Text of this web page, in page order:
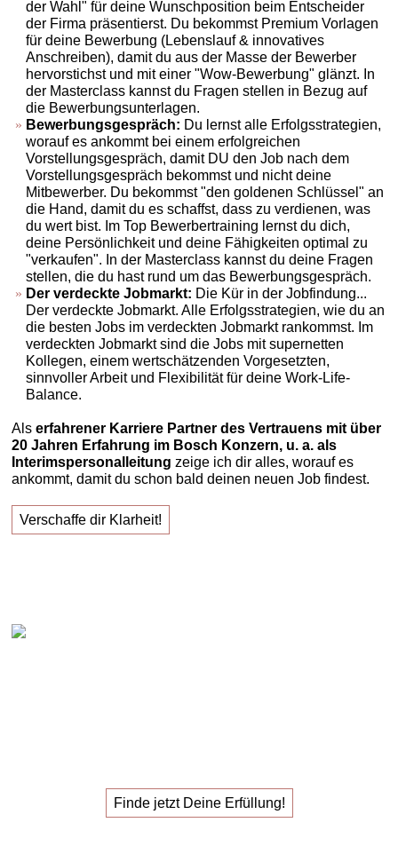
der Wahl" für deine Wunschposition beim Entscheider
der Firma präsentierst. Du bekommst Premium Vorlagen
für deine Bewerbung (Lebenslauf & innovatives
Anschreiben), damit du aus der Masse der Bewerber
hervorstichst und mit einer "Wow-Bewerbung" glänzt. In
der Masterclass kannst du Fragen stellen in Bezug auf
die Bewerbungsunterlagen.
Bewerbungsgespräch: Du lernst alle Erfolgsstrategien,
worauf es ankommt bei einem erfolgreichen
Vorstellungsgespräch, damit DU den Job nach dem
Vorstellungsgespräch bekommst und nicht deine
Mitbewerber. Du bekommst "den goldenen Schlüssel" an
die Hand, damit du es schaffst, dass zu verdienen, was
du wert bist. Im Top Bewerbertraining lernst du dich,
deine Persönlichkeit und deine Fähigkeiten optimal zu
"verkaufen". In der Masterclass kannst du deine Fragen
stellen, die du hast rund um das Bewerbungsgespräch.
Der verdeckte Jobmarkt: Die Kür in der Jobfindung...
Der verdeckte Jobmarkt. Alle Erfolgsstrategien, wie du an
die besten Jobs im verdeckten Jobmarkt rankommst. Im
verdeckten Jobmarkt sind die Jobs mit supernetten
Kollegen, einem wertschätzenden Vorgesetzten,
sinnvoller Arbeit und Flexibilität für deine Work-Life-
Balance.
Als erfahrener Karriere Partner des Vertrauens mit über
20 Jahren Erfahrung im Bosch Konzern, u. a. als
Interimspersonalleitung zeige ich dir alles, worauf es
ankommt, damit du schon bald deinen neuen Job findest.
Verschaffe dir Klarheit!
Finde jetzt Deine Erfüllung!